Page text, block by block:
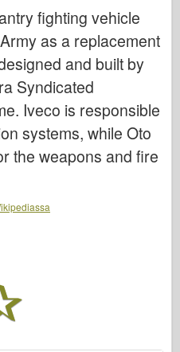
fighting vehicle
as a replacement
and built by
Syndicated
Iveco is responsible
systems, while Oto
the weapons and fire